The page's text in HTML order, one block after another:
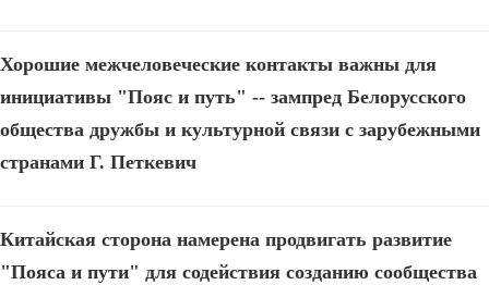
Хорошие межчеловеческие контакты важны для
инициативы "Пояс и путь" -- зампред Белорусского
общества дружбы и культурной связи с зарубежными
странами Г. Петкевич
Китайская сторона намерена продвигать развитие
"Пояса и пути" для содействия созданию сообщества